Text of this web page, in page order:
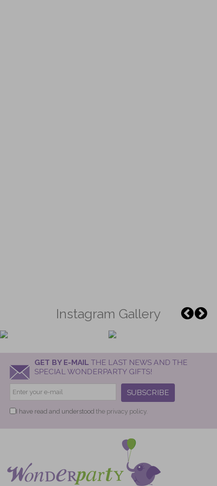
Instagram Gallery
GET BY E-MAIL THE LAST NEWS AND THE
SPECIAL WONDERPARTY GIFTS!
SUBSCRIBE
I have read and understood the privacy policy.